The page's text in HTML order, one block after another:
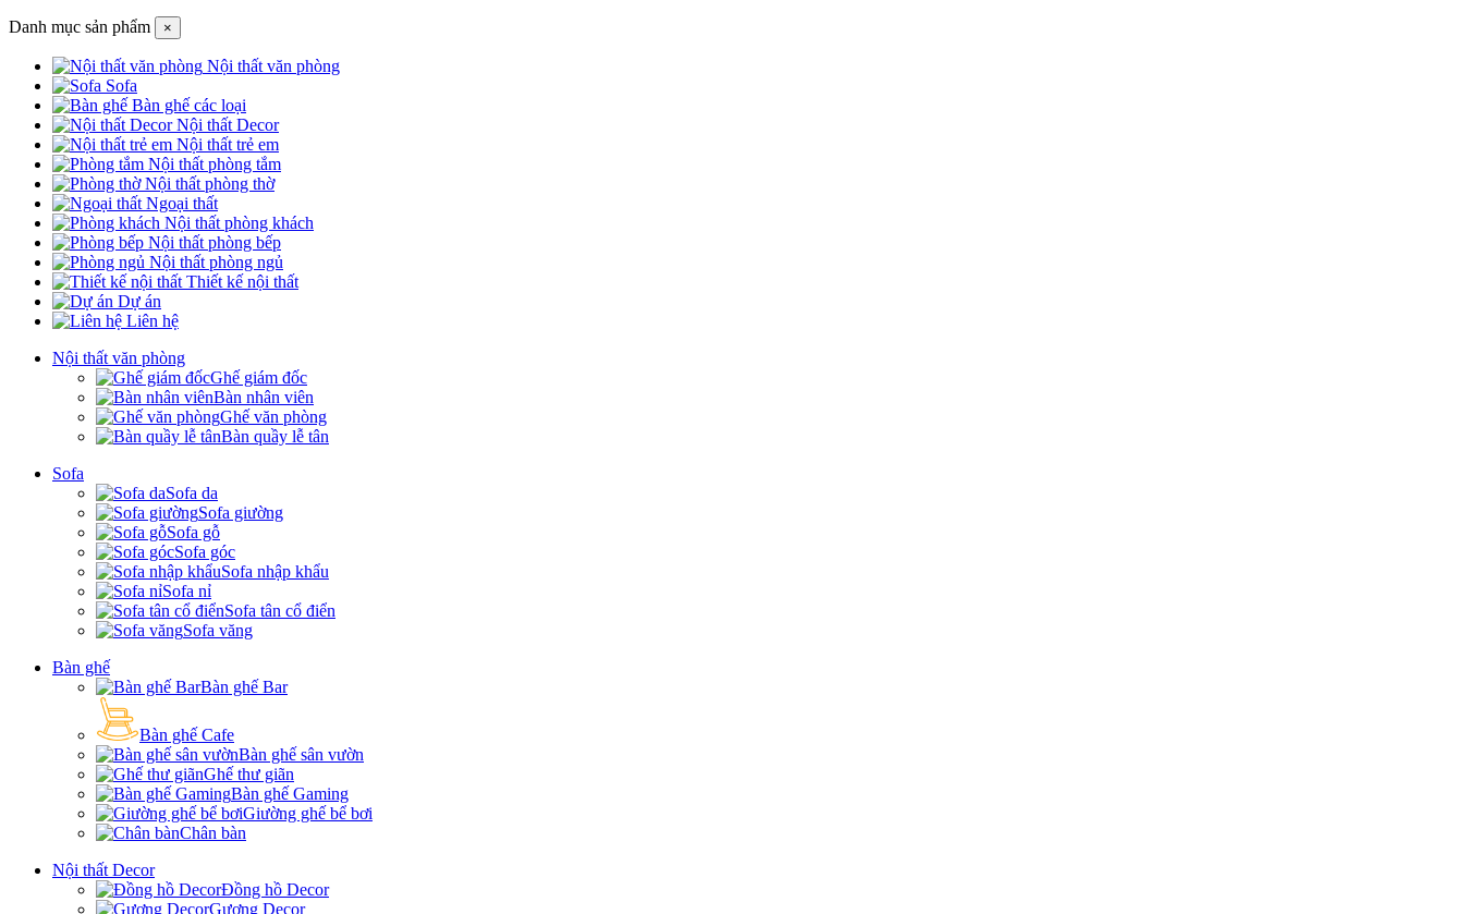
Danh mục sản phẩm ×
Nội thất văn phòng
Sofa
Bàn ghế các loại
Nội thất Decor
Nội thất trẻ em
Nội thất phòng tắm
Nội thất phòng thờ
Ngoại thất
Nội thất phòng khách
Nội thất phòng bếp
Nội thất phòng ngủ
Thiết kế nội thất
Dự án
Liên hệ
Nội thất văn phòng
Ghế giám đốc
Bàn nhân viên
Ghế văn phòng
Bàn quầy lễ tân
Sofa
Sofa da
Sofa giường
Sofa gỗ
Sofa góc
Sofa nhập khẩu
Sofa nỉ
Sofa tân cổ điển
Sofa văng
Bàn ghế
Bàn ghế Bar
Bàn ghế Cafe
Bàn ghế sân vườn
Ghế thư giãn
Bàn ghế Gaming
Giường ghế bể bơi
Chân bàn
Nội thất Decor
Đồng hồ Decor
Gương Decor